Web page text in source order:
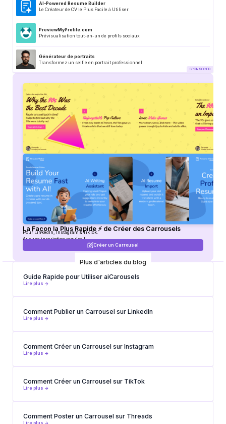
AI-Powered Resume Builder
Le Créateur de CV le Plus Facile à Utiliser
PreviewMyProfile.com
Prévisualisation tout-en-un de profils sociaux
Générateur de portraits
Transformez un selfie en portrait professionnel
La Façon la Plus Rapide ⚡ de Créer des Carrousels
Pour LinkedIn, Instagram & TikTok.
Aucune inscription requise !
Créer un Carrousel
Plus d'articles du blog
Guide Rapide pour Utiliser aiCarousels
Lire plus ->
Comment Publier un Carrousel sur LinkedIn
Lire plus ->
Comment Créer un Carrousel sur Instagram
Lire plus ->
Comment Créer un Carrousel sur TikTok
Lire plus ->
Comment Poster un Carrousel sur Threads